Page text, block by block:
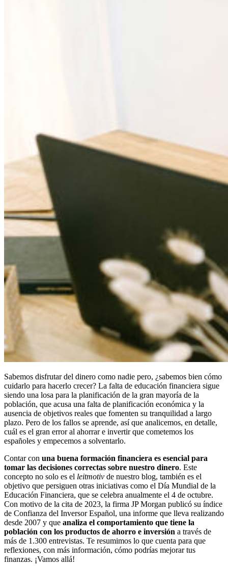
Sabemos disfrutar del dinero como nadie pero, ¿sabemos bien cómo
cuidarlo para hacerlo crecer? La falta de educación financiera sigue
siendo una losa para la planificación de la gran mayoría de la
población, que acusa una falta de planificación económica y la
ausencia de objetivos reales que fomenten su tranquilidad a largo
plazo. Pero de los fallos se aprende, así que analicemos, en detalle,
cuál es el gran error al ahorrar e invertir que cometemos los
españoles y empecemos a solventarlo.
Contar con una buena formación financiera es esencial para
tomar las decisiones correctas sobre nuestro dinero. Este
concepto no solo es el leitmotiv de nuestro blog, también es el
objetivo que persiguen otras iniciativas como el Día Mundial de la
Educación Financiera, que se celebra anualmente el 4 de octubre.
Con motivo de la cita de 2023, la firma JP Morgan publicó su índice
de Confianza del Inversor Español, una informe que lleva realizando
desde 2007 y que analiza el comportamiento que tiene la
población con los productos de ahorro e inversión a través de
más de 1.300 entrevistas. Te resumimos lo que cuenta para que
reflexiones, con más información, cómo podrías mejorar tus
finanzas. ¡Vamos allá!